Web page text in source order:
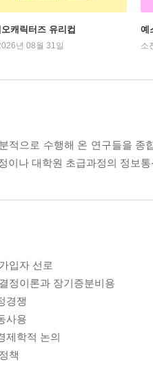
캐릭터즈 유리컵
년 08월 31일
예
소
적으로 수행해 온 연구들을
이나 대학원 초급과정의 정보
입자 선로
정이론과 장기증분비용
경쟁
사용
제학적 논의
책